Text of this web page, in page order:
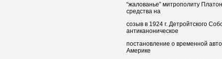
“жалованье” митрополиту
средства на
созыв в 1924 г. Детройтского
антиканоническое
постановление о временной
Америке